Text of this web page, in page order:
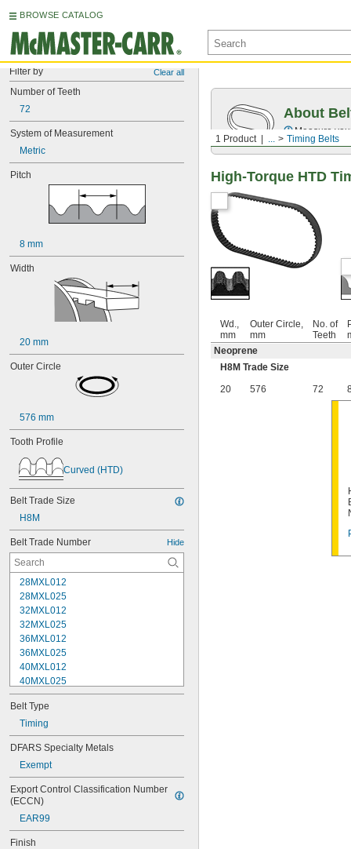
BROWSE CATALOG
Filter by Clear all
Number of Teeth
72
System of Measurement
Metric
Pitch
8 mm
Width
20 mm
Outer Circle
576 mm
Tooth Profile
Curved (HTD)
Belt Trade Size
H8M
Belt Trade Number Hide
28MXL012
28MXL025
32MXL012
32MXL025
36MXL012
36MXL025
40MXL012
40MXL025
44MXL012
44MXL025
48MXL012
48MXL025
50XL025
50XL037
52MXL012
52MXL025
56MXL012
56MXL025
60MXL012
Belt Type
Timing
DFARS Specialty Metals
Exempt
Export Control Classification Number
(ECCN)
EAR99
Finish
1 Product ... Timing Belts
About
Measure
High-Torque HTD
Wd.,
mm
Outer Circle,
mm
No. of
Teeth
Neoprene
H8M Trade Size
20
576 72